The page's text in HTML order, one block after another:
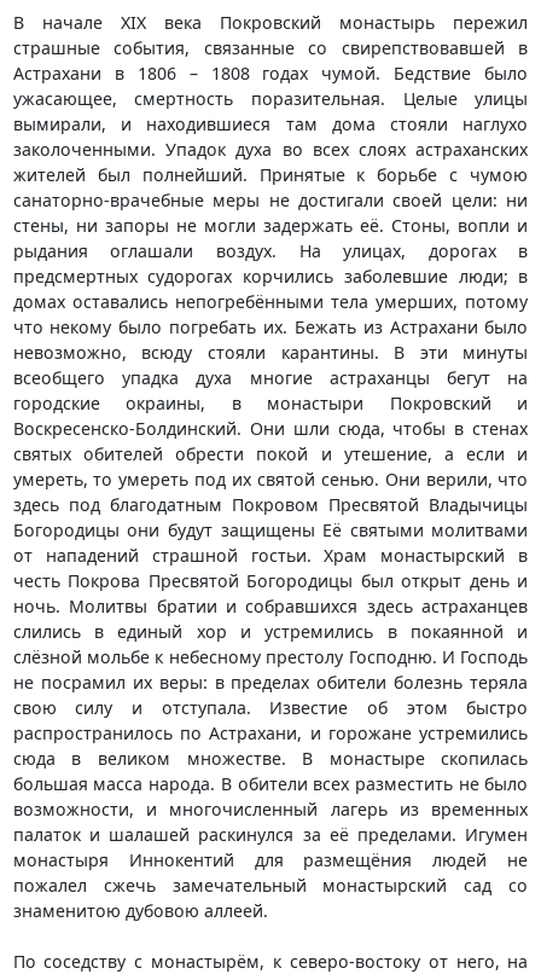
В начале XIX века Покровский монастырь пережил
страшные события, связанные со свирепствовавшей в
Астрахани в 1806 – 1808 годах чумой. Бедствие было
ужасающее, смертность поразительная. Целые улицы
вымирали, и находившиеся там дома стояли наглухо
заколоченными. Упадок духа во всех слоях астраханских
жителей был полнейший. Принятые к борьбе с чумою
санаторно-врачебные меры не достигали своей цели: ни
стены, ни запоры не могли задержать её. Стоны, вопли и
рыдания оглашали воздух. На улицах, дорогах в
предсмертных судорогах корчились заболевшие люди; в
домах оставались непогребёнными тела умерших, потому
что некому было погребать их. Бежать из Астрахани было
невозможно, всюду стояли карантины. В эти минуты
всеобщего упадка духа многие астраханцы бегут на
городские окраины, в монастыри Покровский и
Воскресенско-Болдинский. Они шли сюда, чтобы в стенах
святых обителей обрести покой и утешение, а если и
умереть, то умереть под их святой сенью. Они верили, что
здесь под благодатным Покровом Пресвятой Владычицы
Богородицы они будут защищены Её святыми молитвами
от нападений страшной гостьи. Храм монастырский в
честь Покрова Пресвятой Богородицы был открыт день и
ночь. Молитвы братии и собравшихся здесь астраханцев
слились в единый хор и устремились в покаянной и
слёзной мольбе к небесному престолу Господню. И Господь
не посрамил их веры: в пределах обители болезнь теряла
свою силу и отступала. Известие об этом быстро
распространилось по Астрахани, и горожане устремились
сюда в великом множестве. В монастыре скопилась
большая масса народа. В обители всех разместить не было
возможности, и многочисленный лагерь из временных
палаток и шалашей раскинулся за её пределами. Игумен
монастыря Иннокентий для размещёния людей не
пожалел сжечь замечательный монастырский сад со
знаменитою дубовою аллеей.
По соседству с монастырём, к северо-востоку от него, на